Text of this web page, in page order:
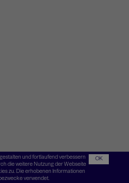
und fortlaufend verbessern
die weitere Nutzung der Webseite
zu. Die erhobenen Informationen
verwendet.
OK